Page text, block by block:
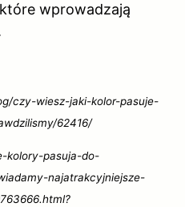
wprowadzają
czy-wiesz-jaki-kolor-pasuje-
62416/
kolory-pasuja-do-
najatrakcyjniejsze-